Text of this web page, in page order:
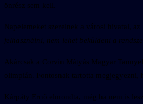
önrész sem kell.
Napelemeket szerelnek a városi hivatal,
felhasználni, nem lehet beküldeni a
Akárcsak a Corvin Mátyás Magyar
olimpián. Fontosnak tartotta megjegyezni,
Kárpáty Ernő elmondta, még ha nem is